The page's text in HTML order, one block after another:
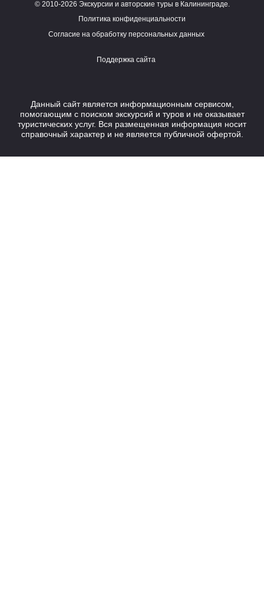
© 2010-2026 Экскурсии и авторские туры в Калининграде.
Политика конфиденциальности
Согласие на обработку персональных данных
Работает на HostCMS
Поддержка сайта
Данный сайт является информационным сервисом,
помогающим с поиском экскурсий и туров и не оказывает
туристических услуг. Вся размещенная информация носит
справочный характер и не является публичной офертой.